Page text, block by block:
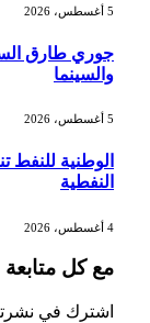
جوري طارق
والسينما
الوطنية للنفط
النفطية
مع كل متابعة
اشترك في نشرتنا